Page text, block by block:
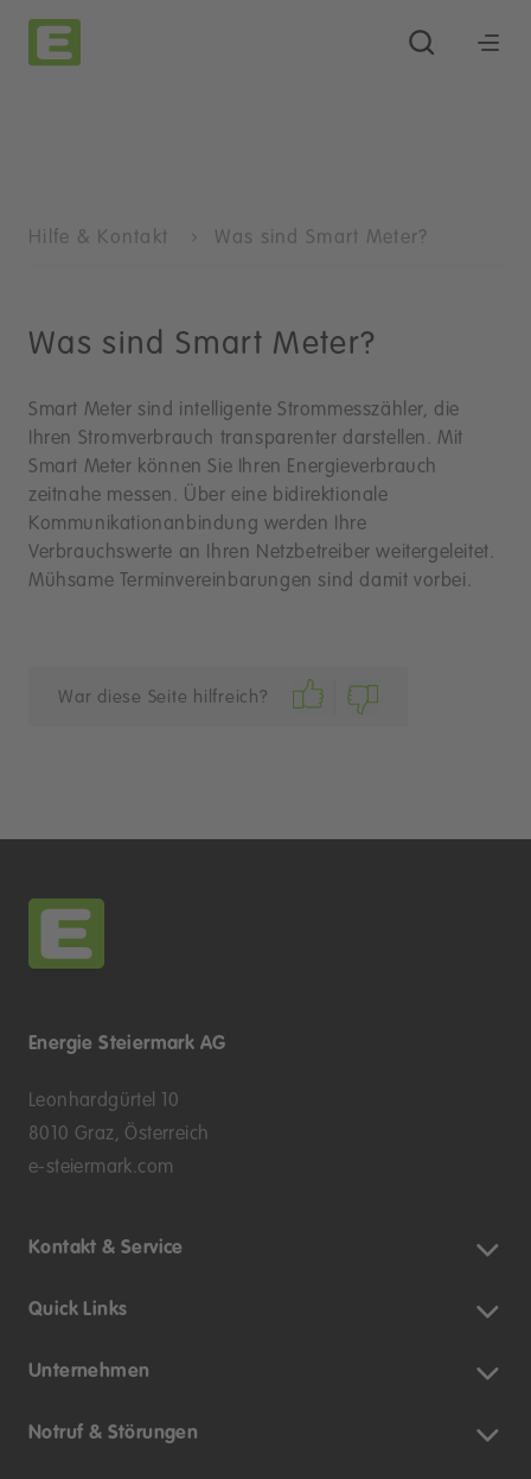
Hilfe & Kontakt Was sind Smart Meter?
Was sind Smart Meter?
Smart Meter sind intelligente Strommesszähler, die
Ihren Stromverbrauch transparenter darstellen. Mit
Smart Meter können Sie Ihren Energieverbrauch
zeitnahe messen. Über eine bidirektionale
Kommunikationanbindung werden Ihre
Verbrauchswerte an Ihren Netzbetreiber weitergeleitet.
Mühsame Terminvereinbarungen sind damit vorbei.
War diese Seite hilfreich?
Energie Steiermark AG
Leonhardgürtel 10
8010 Graz, Österreich
e-steiermark.com
Kontakt & Service
Quick Links
Unternehmen
Notruf & Störungen